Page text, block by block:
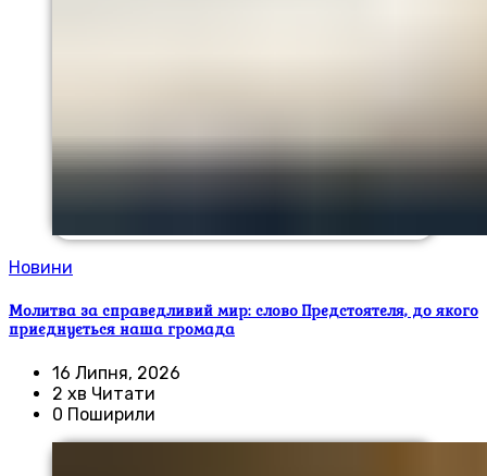
Новини
Молитва за справедливий мир: слово Предстоятеля, до якого
приєднується наша громада
16 Липня, 2026
2 хв Читати
0 Поширили